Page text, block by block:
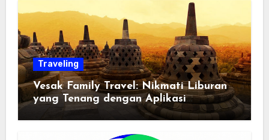
Traveling
Vesak Family Travel: Nikmati Liburan
yang Tenang dengan Aplikasi
Pemindai PDF